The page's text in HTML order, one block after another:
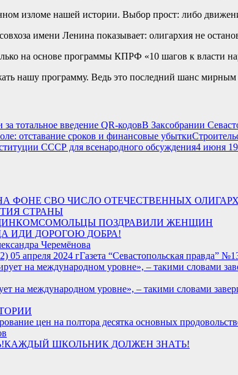
изломе нашей истории. Выбор прост: либо
имени Ленина показывает: олигархия не
на основе программы КПРФ «10 шагов к власти
нашу программу. Ведь это последний шанс
В Заксобрании
4 июня
НА ФОНЕ СВО ЧИСЛО ОТЕЧЕСТВЕННЫХ
СТРАНЫ
КОМСОМОЛЬЦЫ ПОЗДРАВИЛИ ЖЕНЩИН
ИДИ ДОРОГОЮ ДОБРА!
Черемёнова
Газета “Севастопольская правда”
на международном уровне», – такими словами
КАЖДЫЙ ШКОЛЬНИК ДОЛЖЕН ЗНАТЬ!